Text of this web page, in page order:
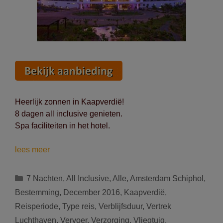
Heerlijk zonnen in Kaapverdië!
8 dagen all inclusive genieten.
Spa faciliteiten in het hotel.
lees meerVertrek
naar
Santa
Maria
(Kaapverdië):
Categorieën
7 Nachten, All Inclusive, Alle, Amsterdam Schiphol ,
Bestemming, December 2016, Kaapverdië,
Reisperiode, Type reis, Verblijfsduur, Vertrek
Luchthaven, Vervoer, Verzorging, Vliegtuig,